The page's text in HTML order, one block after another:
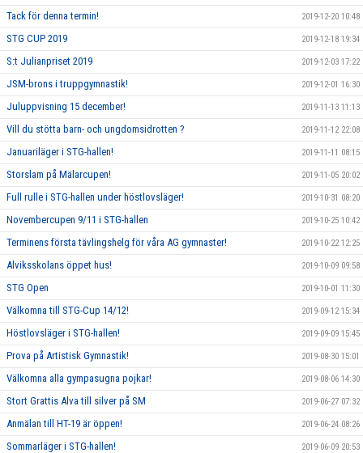
Tack för denna termin! 2019-12-20 10:48
STG CUP 2019 2019-12-18 19:34
S:t Julianpriset 2019 2019-12-03 17:22
JSM-brons i truppgymnastik! 2019-12-01 16:30
Juluppvisning 15 december! 2019-11-13 11:13
Vill du stötta barn- och ungdomsidrotten ? 2019-11-12 22:08
Januariläger i STG-hallen! 2019-11-11 08:15
Storslam på Mälarcupen! 2019-11-05 20:02
Full rulle i STG-hallen under höstlovsläger! 2019-10-31 08:20
Novembercupen 9/11 i STG-hallen 2019-10-25 10:42
Terminens första tävlingshelg för våra AG gymnaster! 2019-10-22 12:25
Alviksskolans öppet hus! 2019-10-09 09:58
STG Open 2019-10-01 11:30
Välkomna till STG-Cup 14/12! 2019-09-12 15:34
Höstlovsläger i STG-hallen! 2019-09-09 15:45
Prova på Artistisk Gymnastik! 2019-08-30 15:01
Välkomna alla gympasugna pojkar! 2019-08-06 14:30
Stort Grattis Alva till silver på SM 2019-06-27 07:32
Anmälan till HT-19 är öppen! 2019-06-24 08:26
Sommarläger i STG-hallen! 2019-06-09 20:53